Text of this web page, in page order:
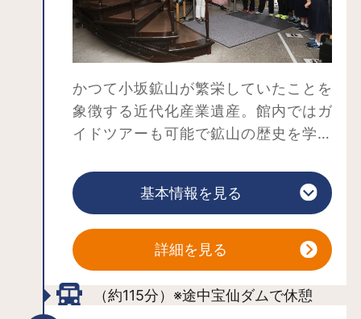
かつて小坂鉱山が繁栄していたことを
象徴する近代化産業遺産。館内ではガ
イドツアーも可能で鉱山の歴史を学ぶ
基本情報を見る
詳細を見る
（約115分）※途中宝仙ダムで休憩